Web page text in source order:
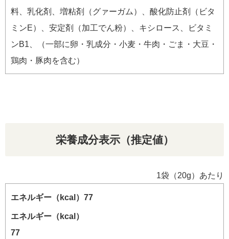
料、乳化剤、増粘剤（グァーガム）、酸化防止剤（ビタ
ミンE）、安定剤（加工でん粉）、キシロース、ビタミ
ンB1、（一部に卵・乳成分・小麦・牛肉・ごま・大豆・
鶏肉・豚肉を含む）
栄養成分表示（推定値）
1袋（20g）あたり
エネルギー（kcal）
77